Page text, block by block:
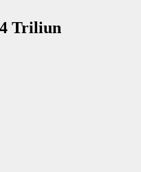
Triliun